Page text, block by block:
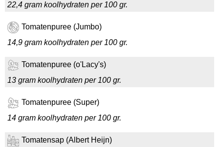
22,4 gram koolhydraten per 100 gr.
Tomatenpuree (Jumbo)
14,9 gram koolhydraten per 100 gr.
Tomatenpuree (o'Lacy's)
13 gram koolhydraten per 100 gr.
Tomatenpuree (Super)
14 gram koolhydraten per 100 gr.
Tomatensap (Albert Heijn)